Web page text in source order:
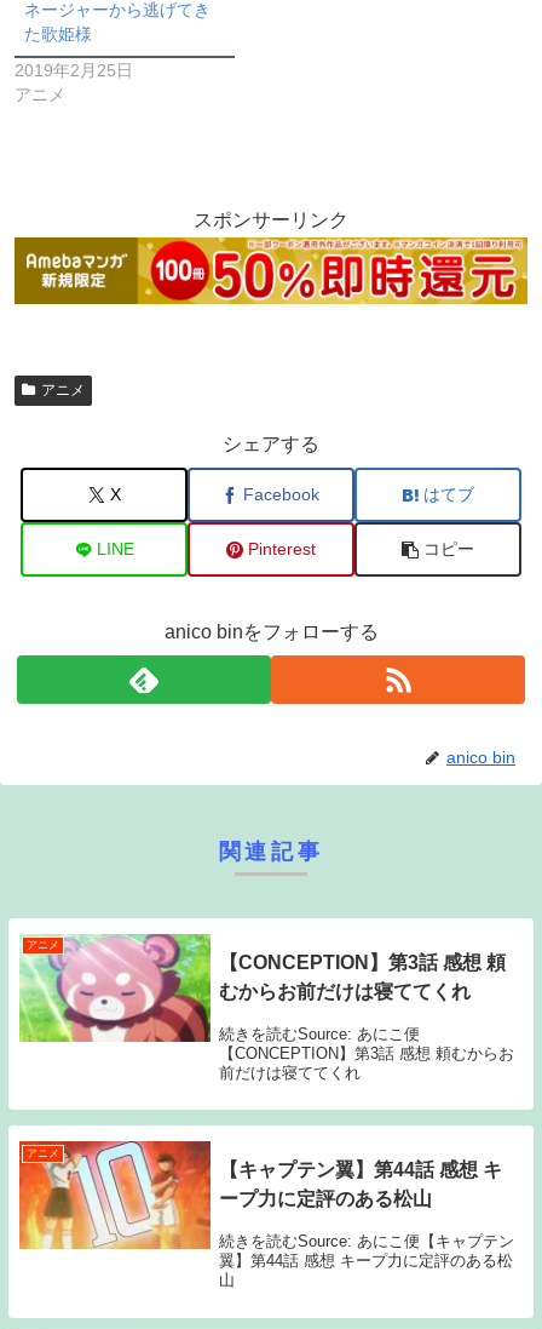
ネージャーから逃げてき
た歌姫様
2019年2月25日
アニメ
スポンサーリンク
アニメ
シェアする
X Facebook はてブ
LINE Pinterest コピー
anico binをフォローする
anico bin
関連記事
アニメ
【CONCEPTION】第3話 感想 頼
むからお前だけは寝ててくれ
続きを読むSource: あにこ便
【CONCEPTION】第3話 感想 頼むからお
前だけは寝ててくれ
アニメ
【キャプテン翼】第44話 感想 キ
ープ力に定評のある松山
続きを読むSource: あにこ便【キャプテン
翼】第44話 感想 キープ力に定評のある松
山